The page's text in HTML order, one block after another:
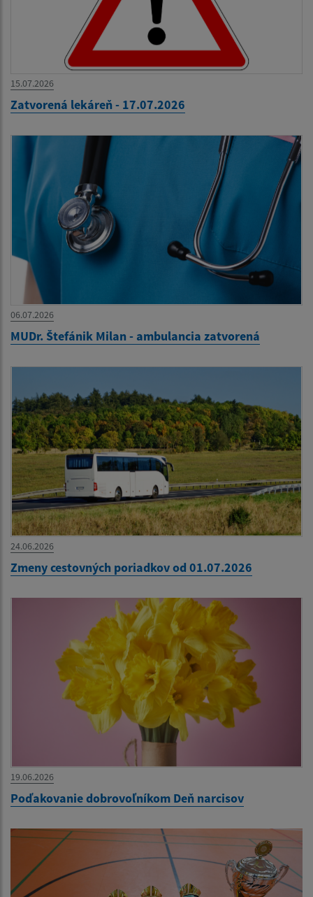
15.07.2026
Zatvorená lekáreň - 17.07.2026
06.07.2026
MUDr. Štefánik Milan - ambulancia zatvorená
24.06.2026
Zmeny cestovných poriadkov od 01.07.2026
19.06.2026
Poďakovanie dobrovoľníkom Deň narcisov